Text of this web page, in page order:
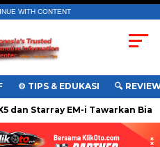
WITH CONTENT
⚙️ TIPS & EDUKASI 🔍
dan Starray EM-i Tawarkan